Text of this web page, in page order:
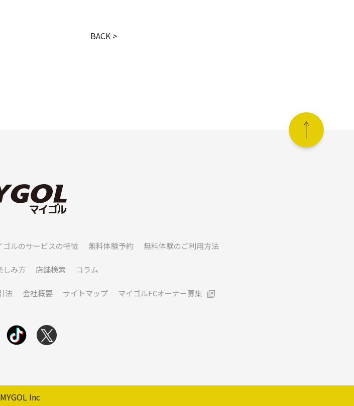
BACK >
ゴルのサービスの特徴 無料体験予約 無料体験のご利用方法
しみ方 店舗検索 コラム
法 会社概要 サイトマップ マイゴルFCオーナー募集
Inc